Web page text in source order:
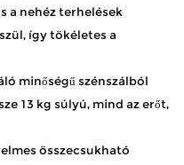
a nehéz terhelések
így tökéletes a
minőségű szénszálból
13 kg súlyú, mind az erőt,
összecsukható